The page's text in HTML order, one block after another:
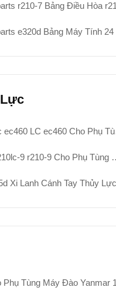
Bảng Điều Hòa r210lc-7 r225-7 Điều Hòa
Tính 24 Inch 227-7698 Màn Hình Bảng Hiển
Tùng Máy Xúc 1146-07530 Chất Lượng Cao Hậu Mãi
Máy Xúc Hyundai 31Y1-28631 Chất Lượng Cao Hậu Mãi
Cho Phụ Tùng Máy Xúc 9234748g Hậu Mãi Chất Lượng Cao
Yanmar 172149-57600 Xích Vòng Bi Vòng Bi